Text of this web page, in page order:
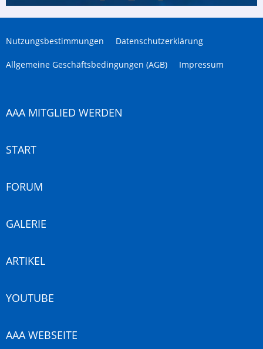
Nutzungsbestimmungen Datenschutzerklärung
Allgemeine Geschäftsbedingungen (AGB) Impressum
AAA MITGLIED WERDEN
START
FORUM
GALERIE
ARTIKEL
YOUTUBE
AAA WEBSEITE